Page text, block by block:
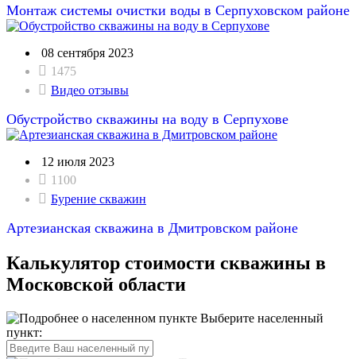
Монтаж системы очистки воды в Серпуховском районе
08 сентября 2023
1475
Видео отзывы
Обустройство скважины на воду в Серпухове
12 июля 2023
1100
Бурение скважин
Артезианская скважина в Дмитровском районе
Калькулятор стоимости скважины в
Московской области
Выберите населенный
пункт: